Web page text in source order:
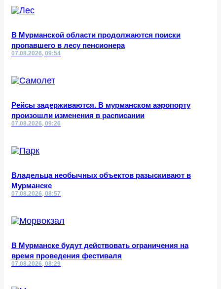
В Мурманской области продолжаются поиски
пропавшего в лесу пенсионера
07.08.2026, 09:54
Рейсы задерживаются. В мурманском аэропорту
произошли изменения в расписании
07.08.2026, 09:26
Владельца необычных объектов разыскивают в
Мурманске
07.08.2026, 08:57
В Мурманске будут действовать ограничения на
время проведения фестиваля
07.08.2026, 08:29